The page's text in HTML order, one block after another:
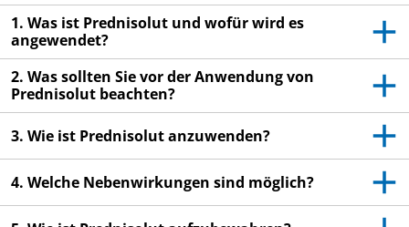
Dieses Arzneimittel wurde Ihnen persönlich
verschrieben. Geben Sie es nicht an Dritte weiter.
Es kann anderen Menschen schaden, auch wenn
diese die gleichen Beschwerden haben wie Sie.
Wenn Sie Nebenwirkungen bemerken, wenden Sie
sich an Ihren Arzt, Apotheker oder das
Nebenwirkungen, die nicht in dieser
Packungsbeilage angegeben sind. Siehe
Abschnitt 4.
1. Was ist Prednisolut und wofür wird es
angewendet?
2. Was sollten Sie vor der Anwendung von
Prednisolut beachten?
3. Wie ist Prednisolut anzuwenden?
4. Welche Nebenwirkungen sind möglich?